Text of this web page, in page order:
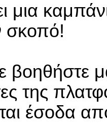
μια
σκοπό!
βοηθήστε
της
έσοδα